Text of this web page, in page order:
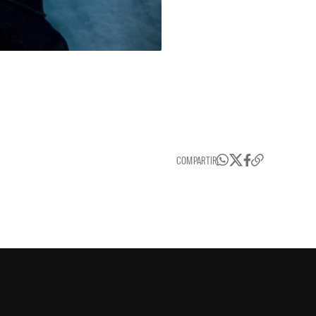
COMPARTIR